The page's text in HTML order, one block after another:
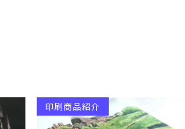
印刷商品紹介